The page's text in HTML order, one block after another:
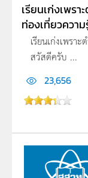
เรียนเก่งเพรา
ท่องเที่ยวควา
เรียนเก่งเพรา
สวัสดีครับ ...
23,656